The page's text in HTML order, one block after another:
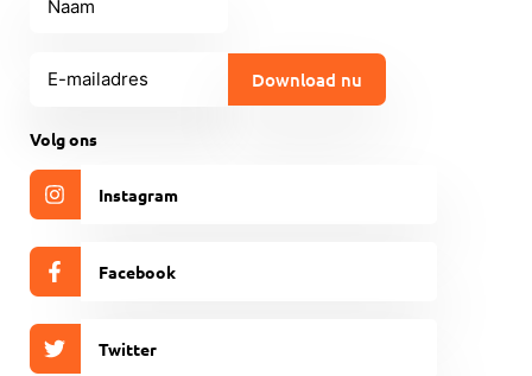
mailadres
CAPTCHA
Volg ons
Instagram
Facebook
Twitter